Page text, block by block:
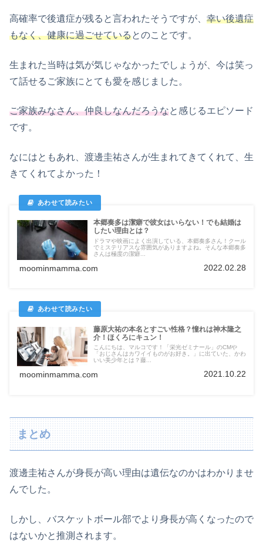
高確率で後遺症が残ると言われたそうですが、 幸い後遺症
もなく、健康に過ごせているとのことです。
生まれた当時は気が気じゃなかったでしょうが、今は笑っ
て話せるご家族にとても愛を感じました。
ご家族みなさん、仲良しなんだろうなと感じるエピソード
です。
なにはともあれ、渡邊圭祐さんが生まれてきてくれて、生
きてくれてよかった！
本郷奏多は潔癖で彼女はいらない！でも結婚は
したい理由とは？
ドラマや映画によく出演している、本郷奏多さん！クール
でミステリアスな雰囲気がありますよね。そんな本郷奏多
さんは極度の潔癖...
moominmamma.com 2022.02.28
藤原大祐の本名とすごい性格？憧れは神木隆之
介！ほくろにキュン！
こんにちは、マルコです！「栄光ゼミナール」のCMや
「おじさんはカワイイものがお好き。」に出ていた、かわ
いい美少年とは？藤...
moominmamma.com 2021.10.22
まとめ
渡邊圭祐さんが身長が高い理由は遺伝なのかはわかりませ
んでした。
しかし、バスケットボール部でより身長が高くなったので
はないかと推測されます。